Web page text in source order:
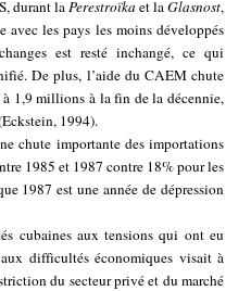
durant laPerestroïka et laGlasnost,
avec les pays les moins développés
est resté inchangé, ce qui
De plus, l’aide du CAEM chute
1,9 millions à la fin de la décennie,
1994).
chute importante des importations
1985 et 1987 contre 18% pour les
1987 est une année de dépression
cubaines aux tensions qui ont eu
difficultés économiques visait à
du secteur privé et du marché